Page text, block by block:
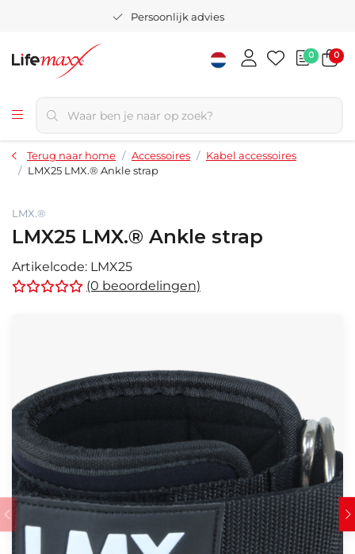
Persoonlijk advies
0 0
Terug naar home Accessoires
Kabel accessoires
LMX25 LMX.® Ankle strap
LMX.®
LMX25 LMX.® Ankle strap
Artikelcode: LMX25
(0 beoordelingen)